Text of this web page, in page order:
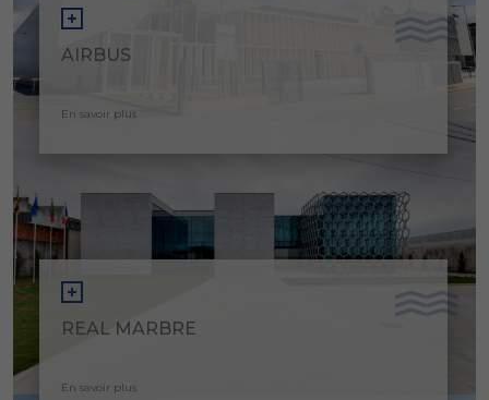
AIRBUS
En savoir plus
REAL MARBRE
En savoir plus